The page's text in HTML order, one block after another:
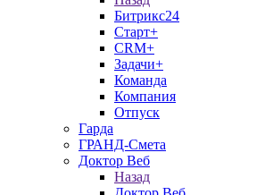
Битрикс24
Старт+
CRM+
Задачи+
Команда
Компания
Отпуск
Гарда
ГРАНД-Смета
Доктор Веб
Назад